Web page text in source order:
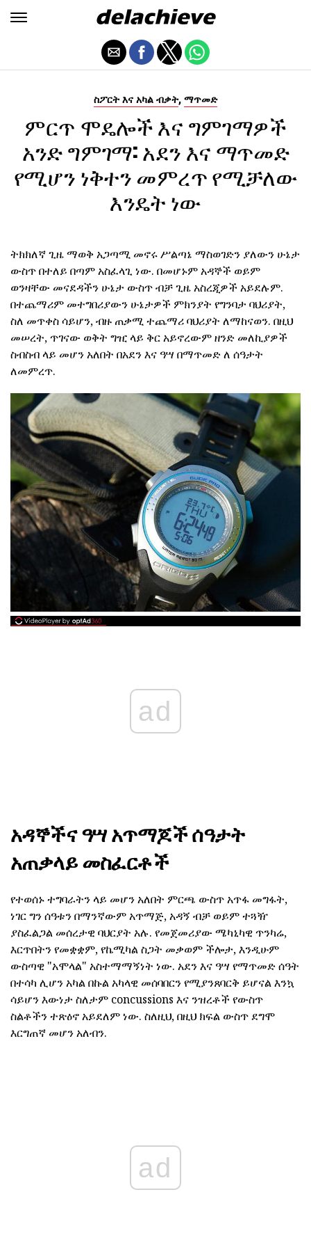
ስፖርት እና አካል ብቃት, ማጥመድ
ምርጥ ሞዴሎች እና ግምገማዎች
አንድ ግምገማ: አደን እና ማጥመድ
የሚሆን ነቅተን መምረጥ የሚቻለው
እንዴት ነው
ትክክለኛ ጊዜ ማወቅ አጋጣሚ መኖሩ ሥልጣኔ ማስወገድን ያለውን ሁኔታ
ውስጥ በተለይ በጣም አስፈላጊ ነው. በመሆኑም አዳኞች ወይም
ወንዛቸው መናደዳችን ሁኔታ ውስጥ ብቻ ጊዜ አስረጂዎች አይደሉም.
በተጨማሪም መተግበሪያውን ሁኔታዎች ምክንያት የግንባታ ባህሪያት,
ስለ መጥቀስ ሳይሆን, ብዙ ጠቃሚ ተጨማሪ ባህሪያት ለማከናወን. በዚህ
መሠረት, ጥገናው ወቅት ግዢ ላይ ቅር አይኖረውም ዘንድ መለኪያዎች
ስብስብ ላይ መሆን አለበት በአደን እና ዓሣ በማጥመድ ለ ሰዓታት
ለመምረጥ.
ad
አዳኞችና ዓሣ አጥማጆች ሰዓታት
አጠቃላይ መስፈርቶች
የተወሰኑ ተግባራትን ላይ መሆን አለበት ምርጫ ውስጥ አጥፋ መግፋት,
ነገር ግን ሰዓቱን በማንኛውም አጥማጅ, አዳኝ ብቻ ወይም ተጓዥ
ያስፈልጋል መሰረታዊ ባህርያት አሉ. የመጀመሪያው ሜካኒካዊ ጥንካሬ,
እርጥበትን የመቋቋም, የኬሚካል ስጋት መቃወም ችሎታ, እንዲሁም
ውስጣዊ "አሞላል" አስተማማኝነት ነው. አደን እና ዓሣ የማጥመድ ሰዓት
በተሳካ ሊሆን አካል በኩል አካላዊ መሰባበርን የሚያንጸባርቅ ይሆናል እንኳ
ሳይሆን እውነታ ስለታም concussions እና ንዝረቶች የውስጥ
ስልቶችን ተጽዕኖ አይደለም ነው. ስለዚህ, በዚህ ክፍል ውስጥ ደግሞ
እርግጠኛ መሆን አለብን.
ad